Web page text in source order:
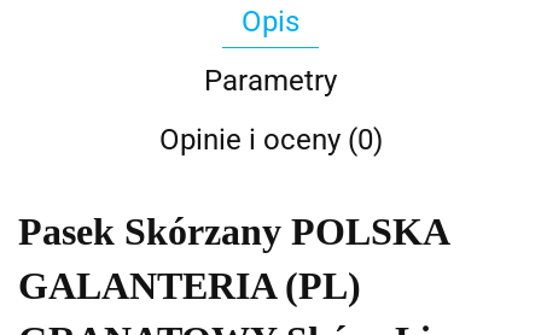
Opis
Parametry
Opinie i oceny (0)
Pasek Skórzany POLSKA
GALANTERIA (PL)